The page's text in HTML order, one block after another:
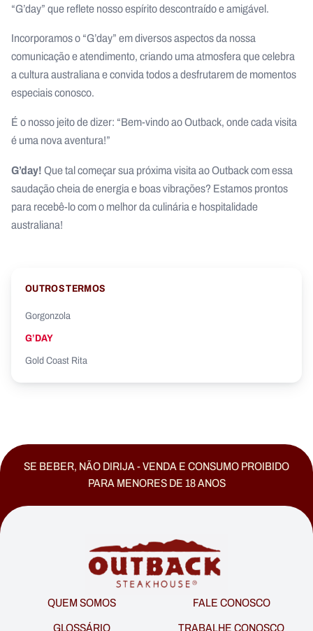
“G’day” que reflete nosso espírito descontraído e amigável.
Incorporamos o “G’day” em diversos aspectos da nossa
comunicação e atendimento, criando uma atmosfera que celebra
a cultura australiana e convida todos a desfrutarem de momentos
especiais conosco.
É o nosso jeito de dizer: “Bem-vindo ao Outback, onde cada visita
é uma nova aventura!”
G’day!Que tal começar sua próxima visita ao Outback com essa
saudação cheia de energia e boas vibrações? Estamos prontos
para recebê-lo com o melhor da culinária e hospitalidade
australiana!
OUTROS TERMOS
Gorgonzola
G’DAY
Gold Coast Rita
SE BEBER, NÃO DIRIJA - VENDA E CONSUMO PROIBIDO
PARA MENORES DE 18 ANOS
QUEM SOMOS
FALE CONOSCO